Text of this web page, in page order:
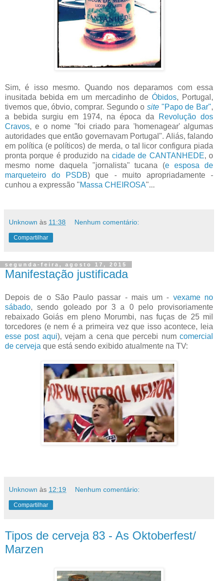
Sim, é isso mesmo. Quando nos deparamos com essa
inusitada bebida em um mercadinho de Óbidos, Portugal,
tivemos que, óbvio, comprar. Segundo o site "Papo de Bar",
a bebida surgiu em 1974, na época da
Revolução dos
Cravos, e o nome "foi criado para 'homenagear' algumas
autoridades que então governavam Portugal". Aliás, falando
em política (e políticos) de merda, o tal licor configura piada
pronta porque é produzido na cidade de CANTANHEDE, o
mesmo nome daquela "jornalista" tucana (e esposa de
marqueteiro do PSDB) que - muito apropriadamente -
cunhou a expressão "Massa CHEIROSA"...
Unknown às 11:38 Nenhum comentário:
Compartilhar
segunda-feira, agosto 17, 2015
Manifestação justificada
Depois de o São Paulo passar - mais um - vexame no
sábado, sendo goleado por 3 a 0 pelo provisoriamente
rebaixado Goiás em pleno Morumbi, nas fuças de 25 mil
torcedores (e nem é a primeira vez que isso acontece, leia
esse post aqui), vejam a cena que percebi numcomercial
de cerveja que está sendo exibido atualmente na TV:
Unknown às 12:19 Nenhum comentário:
Compartilhar
Tipos de cerveja 83 - As Oktoberfest/
Marzen